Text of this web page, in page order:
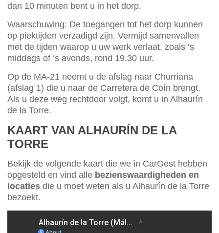
dan 10 minuten bent u in het dorp.
Waarschuwing: De toegangen tot het dorp kunnen
op piektijden verzadigd zijn. Vermijd samenvallen
met de tijden waarop u uw werk verlaat, zoals ‘s
middags of ‘s avonds, rond 19.30 uur.
Op de MA-21 neemt u de afslag naar Churriana
(afslag 1) die u naar de Carretera de Coín brengt.
Als u deze weg rechtdoor volgt, komt u in Alhaurín
de la Torre.
KAART VAN ALHAURÍN DE LA
TORRE
Bekijk de volgende kaart die we in CarGest hebben
opgesteld en vind alle bezienswaardigheden en
locaties die u moet weten als u Alhaurín de la Torre
bezoekt.